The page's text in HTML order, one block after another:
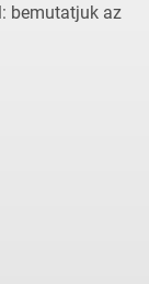
bemutatjuk az